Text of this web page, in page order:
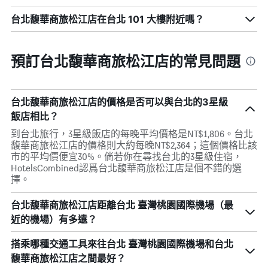
台北馥華商旅松江店在台北 101 大樓附近嗎？
預訂台北馥華商旅松江店的常見問題
台北馥華商旅松江店的價格是否可以與台北的3星級
飯店相比？
到台北旅行，3星級飯店的每晚平均價格是NT$1,806。台北
馥華商旅松江店的價格則大約每晚NT$2,364；這個價格比該
市的平均價便宜30%。倘若你在尋找台北的3星級住宿，
HotelsCombined認爲台北馥華商旅松江店是個不錯的選
擇。
台北馥華商旅松江店距離台北 臺灣桃園國際機場（最
近的機場）有多遠？
搭乘哪種交通工具來往台北 臺灣桃園國際機場和台北
馥華商旅松江店之間最好？